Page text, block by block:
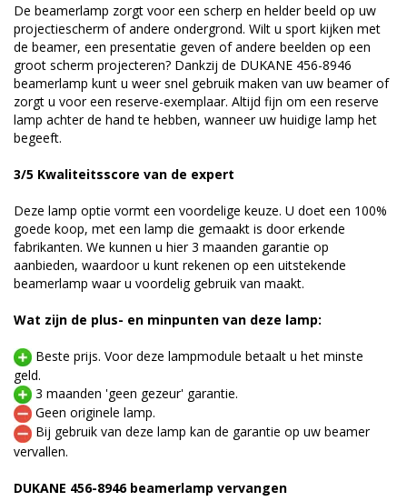
De beamerlamp zorgt voor een scherp en helder beeld op uw
projectiescherm of andere ondergrond. Wilt u sport kijken met
de beamer, een presentatie geven of andere beelden op een
groot scherm projecteren? Dankzij de DUKANE 456-8946
beamerlamp kunt u weer snel gebruik maken van uw beamer of
zorgt u voor een reserve-exemplaar. Altijd fijn om een reserve
lamp achter de hand te hebben, wanneer uw huidige lamp het
begeeft.
3/5 Kwaliteitsscore van de expert
Deze lamp optie vormt een voordelige keuze. U doet een 100%
goede koop, met een lamp die gemaakt is door erkende
fabrikanten. We kunnen u hier 3 maanden garantie op
aanbieden, waardoor u kunt rekenen op een uitstekende
beamerlamp waar u voordelig gebruik van maakt.
Wat zijn de plus- en minpunten van deze lamp:
Beste prijs. Voor deze lampmodule betaalt u het minste
geld.
3 maanden 'geen gezeur' garantie.
Geen originele lamp.
Bij gebruik van deze lamp kan de garantie op uw beamer
vervallen.
DUKANE 456-8946 beamerlamp vervangen